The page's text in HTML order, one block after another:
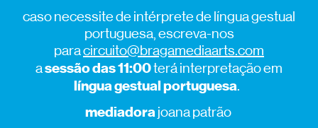
caso necessite de intérprete de língua gestual
portuguesa, escreva-nos
paracircuito@bragamediaarts.com
asessão das 11:00terá interpretação em
língua gestual portuguesa.
mediadora joana patrão